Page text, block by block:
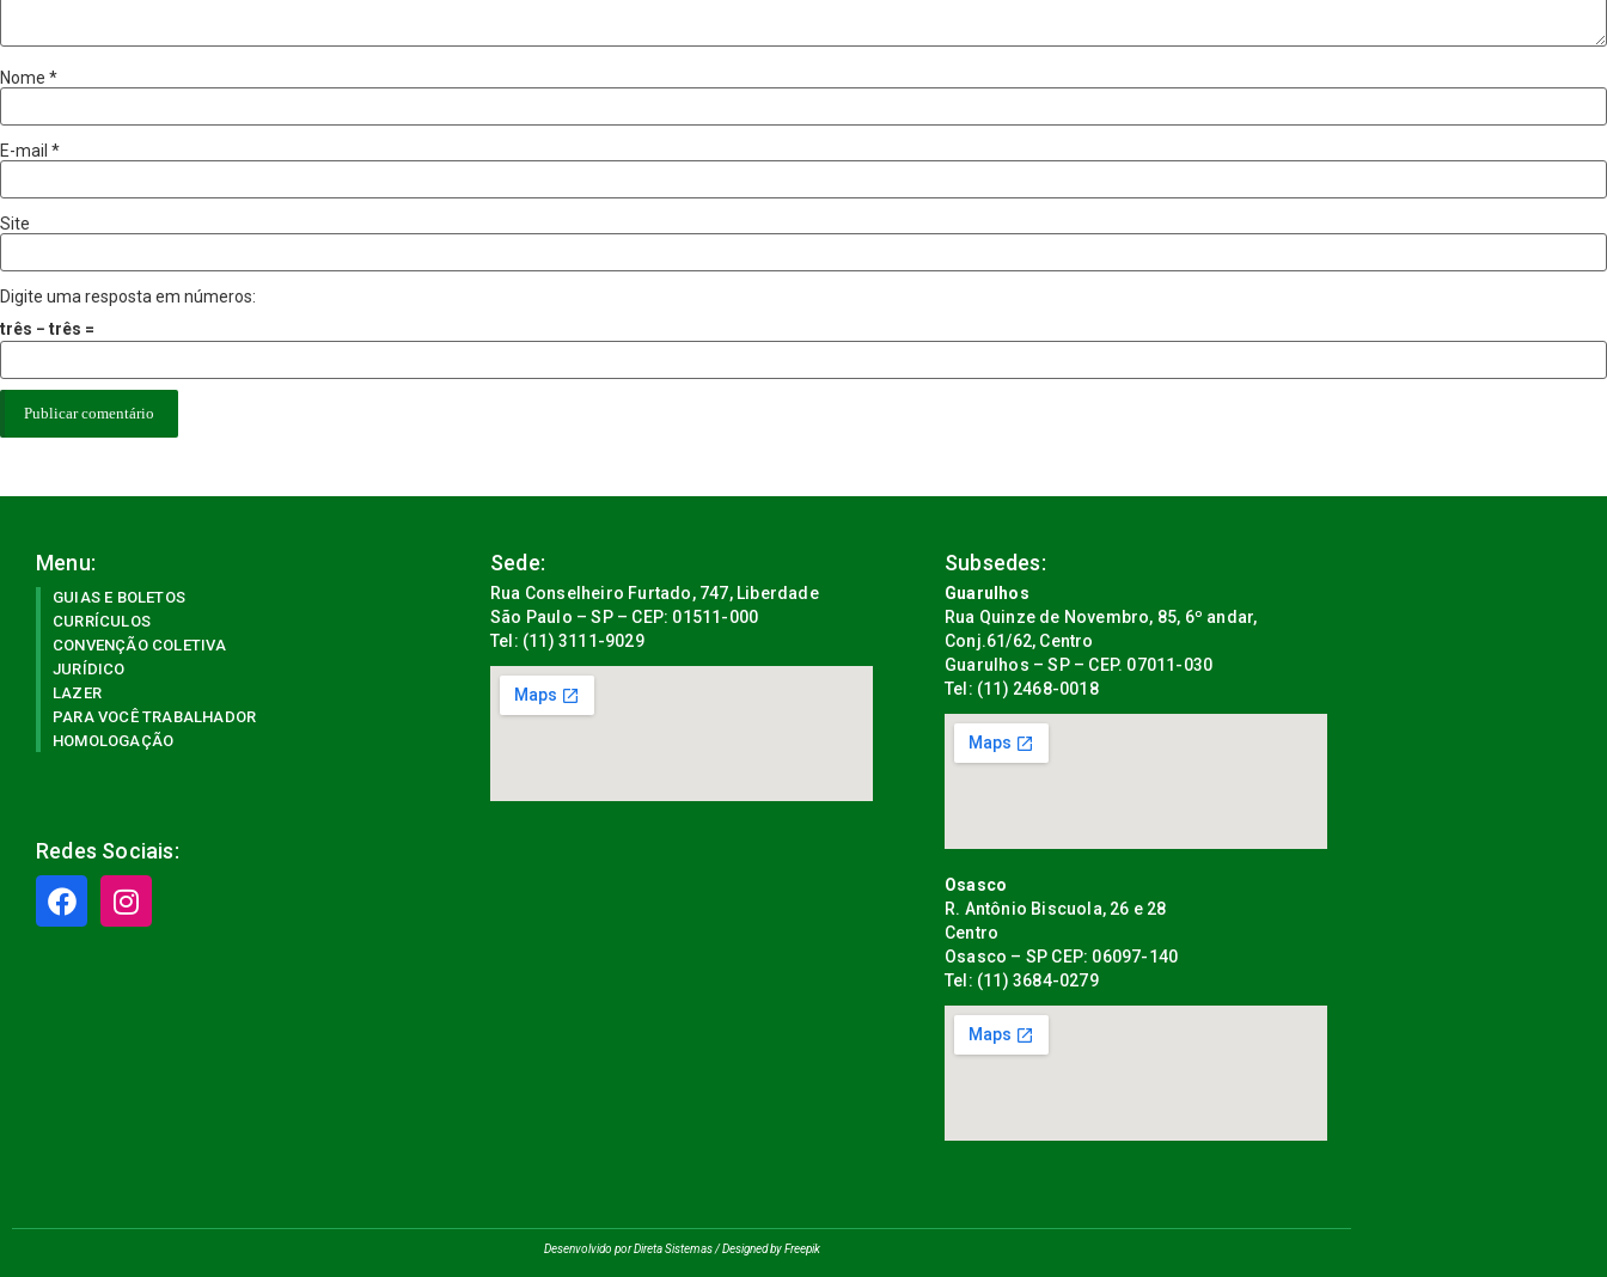
Nome *
E-mail *
Site
Digite uma resposta em números:
três − três =
Menu:
GUIAS E BOLETOS
CURRÍCULOS
CONVENÇÃO COLETIVA
JURÍDICO
LAZER
PARA VOCÊ TRABALHADOR
HOMOLOGAÇÃO
Redes Sociais:
Sede:
Rua Conselheiro Furtado, 747, Liberdade
São Paulo – SP – CEP: 01511-000
Tel: (11) 3111-9029
Subsedes:
Guarulhos
Rua Quinze de Novembro, 85, 6º andar,
Conj.61/62, Centro
Guarulhos – SP – CEP. 07011-030
Tel: (11) 2468-0018
Osasco
R. Antônio Biscuola, 26 e 28
Centro
Osasco – SP CEP: 06097-140
Tel: (11) 3684-0279
Desenvolvido por Direta Sistemas /Designed by Freepik